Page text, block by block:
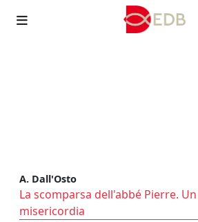
A. Dall'Osto
La scomparsa dell'abbé Pierre.
misericordia